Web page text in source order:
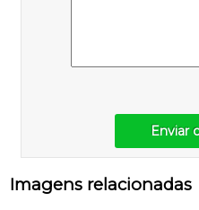
Enviar
Imagens relacionadas